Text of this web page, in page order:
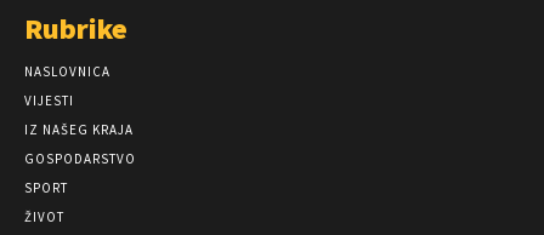
Rubrike
NASLOVNICA
VIJESTI
IZ NAŠEG KRAJA
GOSPODARSTVO
SPORT
ŽIVOT